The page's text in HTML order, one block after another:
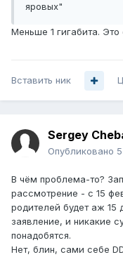
яровых"
Меньше 1 гигабита.
Вставить ник
Sergey
Опубликовано
В чём проблема-то?
рассмотрение - с 15
родителей будет аж 15
заявление, и никакие
понадобятся.
Нет, блин, сами себе